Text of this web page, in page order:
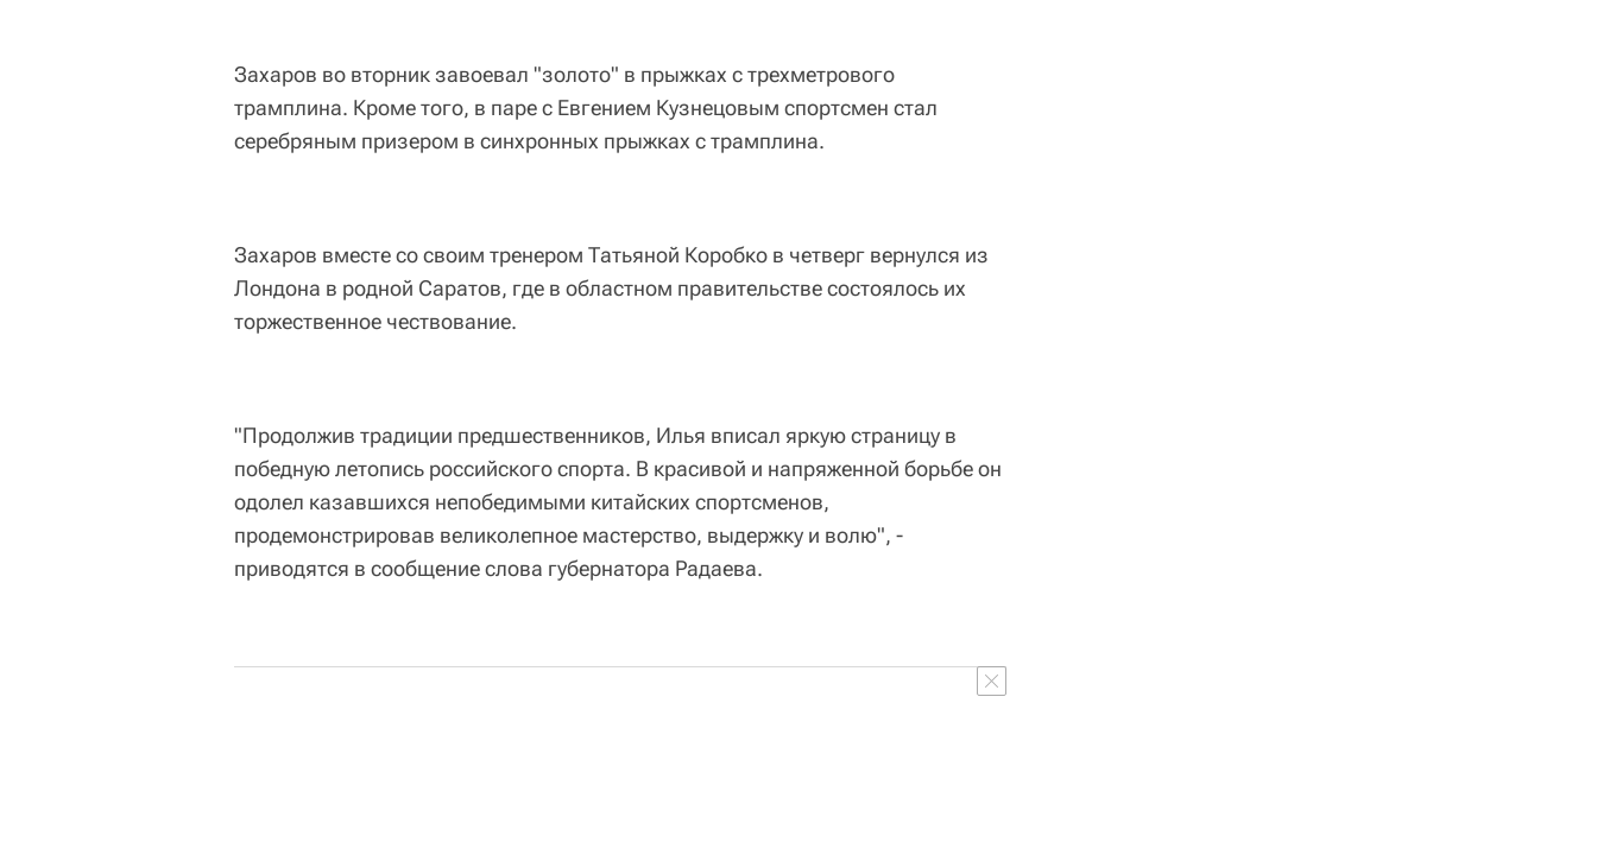
Захаров во вторник завоевал "золото" в прыжках с трехметрового
трамплина. Кроме того, в паре с Евгением Кузнецовым спортсмен стал
серебряным призером в синхронных прыжках с трамплина.
Захаров вместе со своим тренером Татьяной Коробко в четверг вернулся из
Лондона в родной Саратов, где в областном правительстве состоялось их
торжественное чествование.
"Продолжив традиции предшественников, Илья вписал яркую страницу в
победную летопись российского спорта. В красивой и напряженной борьбе он
одолел казавшихся непобедимыми китайских спортсменов,
продемонстрировав великолепное мастерство, выдержку и волю", -
приводятся в сообщение слова губернатора Радаева.